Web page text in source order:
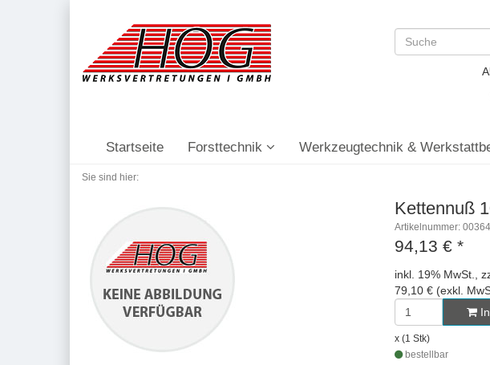
Startseite Forsttechnik Werkzeugtechnik &
Sie sind hier:
Kettennuß
Artikelnummer:
94,13 € *
inkl. 19% MwSt.,
79,10 € (exkl.
x (1 Stk)
bestellbar